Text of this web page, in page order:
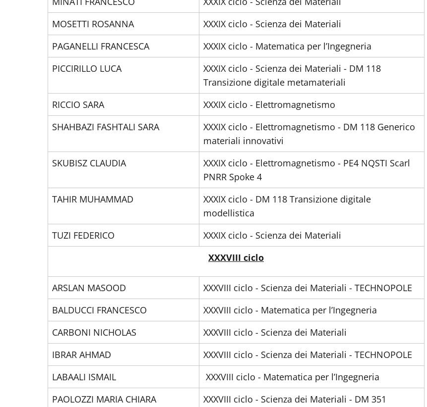
MOSETTI ROSANNA
XXXIX ciclo - Scienza dei Materiali
PAGANELLI FRANCESCA
XXXIX ciclo - Matematica per l’Ingegneria
PICCIRILLO LUCA
XXXIX ciclo - Scienza dei Materiali - DM 118
Transizione digitale metamateriali
RICCIO SARA
XXXIX ciclo - Elettromagnetismo
SHAHBAZI FASHTALI SARA
XXXIX ciclo - Elettromagnetismo - DM 118 Generico
materiali innovativi
SKUBISZ CLAUDIA
XXXIX ciclo - Elettromagnetismo - PE4 NQSTI Scarl
PNRR Spoke 4
TAHIR MUHAMMAD
XXXIX ciclo - DM 118 Transizione digitale
modellistica
TUZI FEDERICO
XXXIX ciclo - Scienza dei Materiali
XXXVIII ciclo
ARSLAN MASOOD
XXXVIII ciclo - Scienza dei Materiali - TECHNOPOLE
BALDUCCI FRANCESCO
XXXVIII ciclo - Matematica per l’Ingegneria
CARBONI NICHOLAS
XXXVIII ciclo - Scienza dei Materiali
IBRAR AHMAD
XXXVIII ciclo - Scienza dei Materiali - TECHNOPOLE
LABAALI ISMAIL
XXXVIII ciclo - Matematica per l’Ingegneria
PAOLOZZI MARIA CHIARA
XXXVIII ciclo - Scienza dei Materiali - DM 351